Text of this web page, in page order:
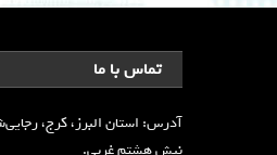
تماس با ما
آدرس: استان البرز، کرج،
نبش هشتم غربی.